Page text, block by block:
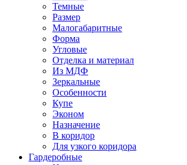
Темные
Размер
Малогабаритные
Форма
Угловые
Отделка и материал
Из МДФ
Зеркальные
Особенности
Купе
Эконом
Назначение
В коридор
Для узкого коридора
Гардеробные